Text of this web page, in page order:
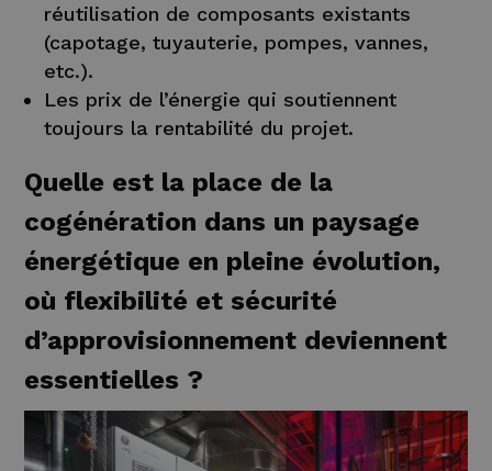
réutilisation de composants existants
(capotage, tuyauterie, pompes, vannes,
etc.).
Les prix de l’énergie qui soutiennent
toujours la rentabilité du projet.
Quelle est la place de la
cogénération dans un paysage
énergétique en pleine évolution,
où flexibilité et sécurité
d’approvisionnement deviennent
essentielles ?